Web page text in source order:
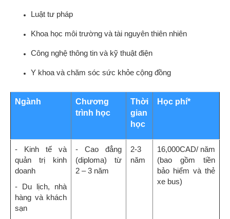
Luật tư pháp
Khoa học môi trường và tài nguyên thiên nhiên
Công nghệ thông tin và kỹ thuật điện
Y khoa và chăm sóc sức khỏe cộng đồng
Ngành
Chương
trình học
Thời
gian
học
Học phí*
- Kinh tế và
quản trị kinh
doanh
- Du lịch, nhà
hàng và khách
sạn
- Cao đẳng
(diploma) từ
2 – 3 năm
2-3
năm
16,000CAD/ năm
(bao gồm tiền
bảo hiểm và thẻ
xe bus)